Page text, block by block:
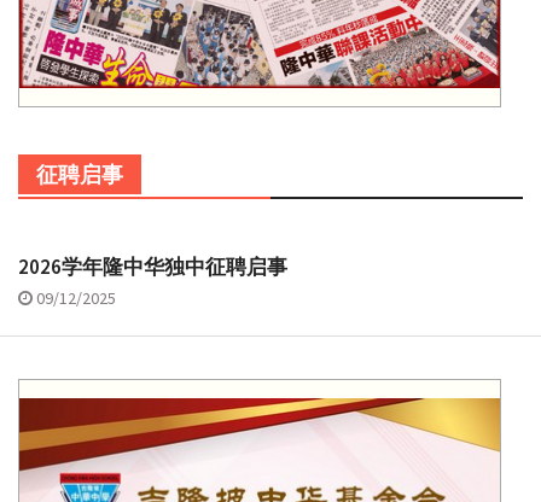
征聘启事
2026学年隆中华独中征聘启事
09/12/2025